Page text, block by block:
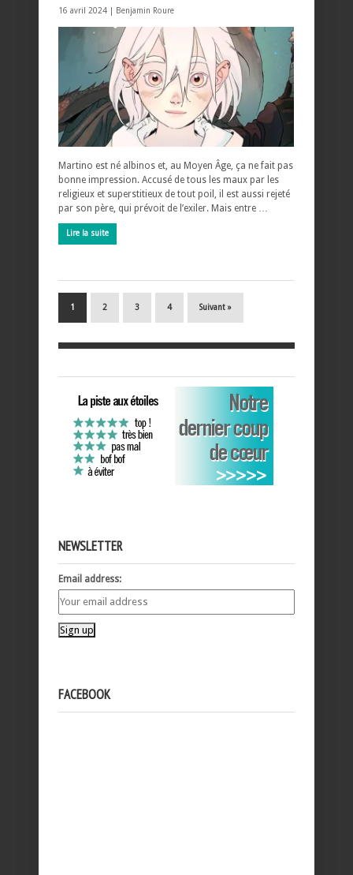
16 avril 2024 | Benjamin Roure
Martino est né albinos et, au Moyen Âge, ça ne fait pas
bonne impression. Accusé de tous les maux par les
religieux et superstitieux de tout poil, il est aussi rejeté
par son père, qui prévoit de l’exiler. Mais entre …
Lire la suite
1 2 3 4 Suivant »
NEWSLETTER
Email address:
FACEBOOK